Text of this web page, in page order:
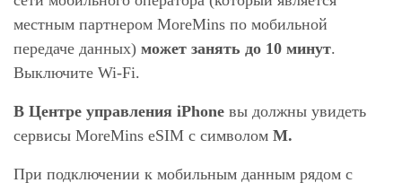
местным партнером MoreMins по мобильной
передаче данных) может занять до 10 минут.
Выключите Wi-Fi.
В Центре управления iPhone вы должны увидеть
сервисы MoreMins eSIM с символом M.
При подключении к мобильным данным рядом с